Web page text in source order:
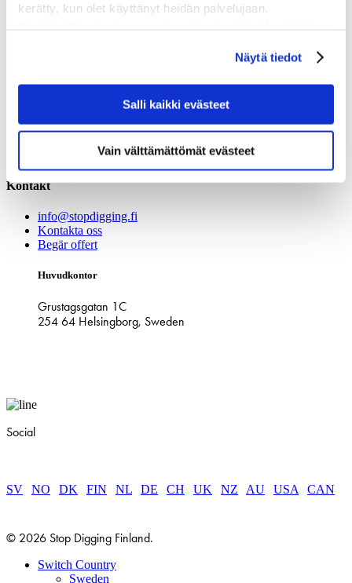
kerätty, kun olet käyttänyt heidän palvelujaan.
Näytä tiedot
Salli kaikki evästeet
Vain välttämättömät evästeet
Om Stop Digging
Bli partner
Kontakt
info@stopdigging.fi
Kontakta oss
Begär offert
Huvudkontor
Grustagsgatan 1C
254 64 Helsingborg, Sweden
Social
SV NO DK FIN NL DE CH UK NZ AU USA CAN
© 2026 Stop Digging Finland.
Close
Switch Country
Sweden